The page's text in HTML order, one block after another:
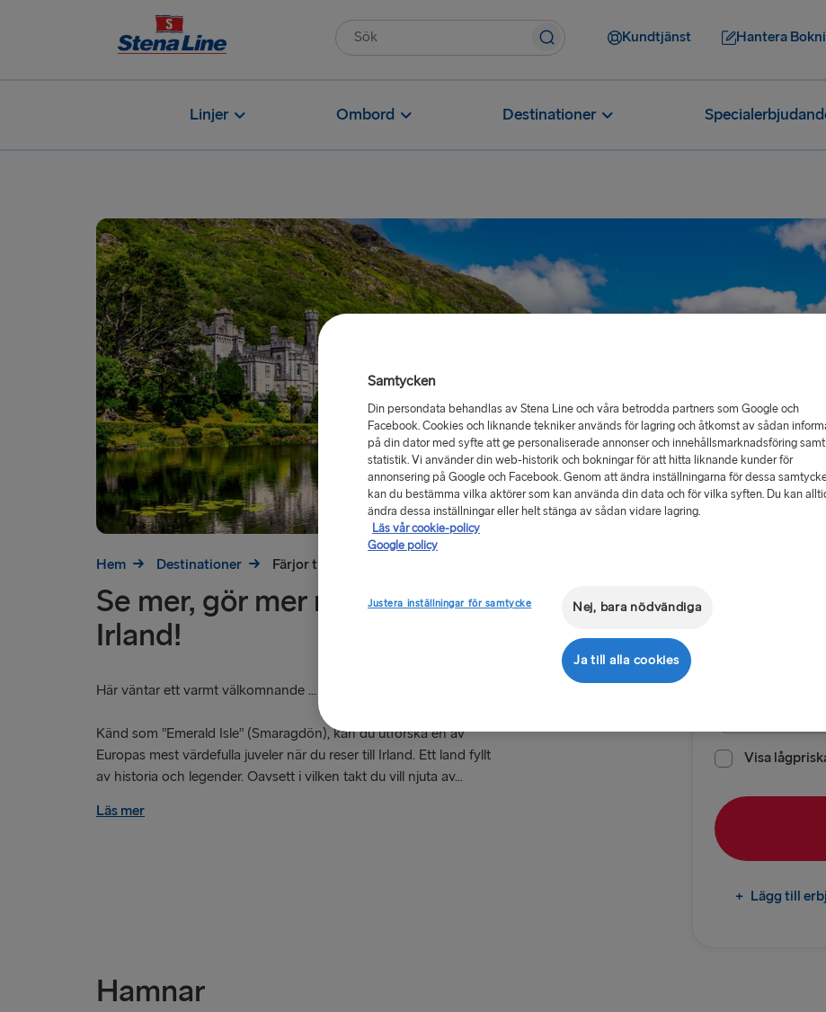
Kundtjänst Hantera
Linjer Ombord Destinationer
Hem Destinationer Färjor till Irland
Se mer, gör mer med färja till
Irland!
Här väntar ett varmt välkomnande ...
Känd som ”Emerald Isle” (Smaragdön), kan du utforska en av
Europas mest värdefulla juveler när du reser till Irland. Ett land fyllt
av historia och legender. Oavsett i vilken takt du vill njuta av...
Läs mer
Trelleborg →
Kiel →
Rostock →
Visa
+ Lägg till
Hamnar
Samtycken
Din persondata behandlas av Stena Line och våra betrodda partners som Google och
Facebook. Cookies och liknande tekniker används för lagring och åtkomst av sådan
på din dator med syfte att ge personaliserade annonser och innehållsmarknadsföring samt
statistik. Vi använder din web-historik och bokningar för att hitta liknande kunder för
annonsering på Google och Facebook. Genom att ändra inställningarna för dessa
kan du bestämma vilka aktörer som kan använda din data och för vilka syften. Du kan
ändra dessa inställningar eller helt stänga av sådan vidare lagring.
Läs vår cookie-policy
Google policy
Justera inställningar för samtycke Nej, bara nödvändiga
Ja till alla cookies